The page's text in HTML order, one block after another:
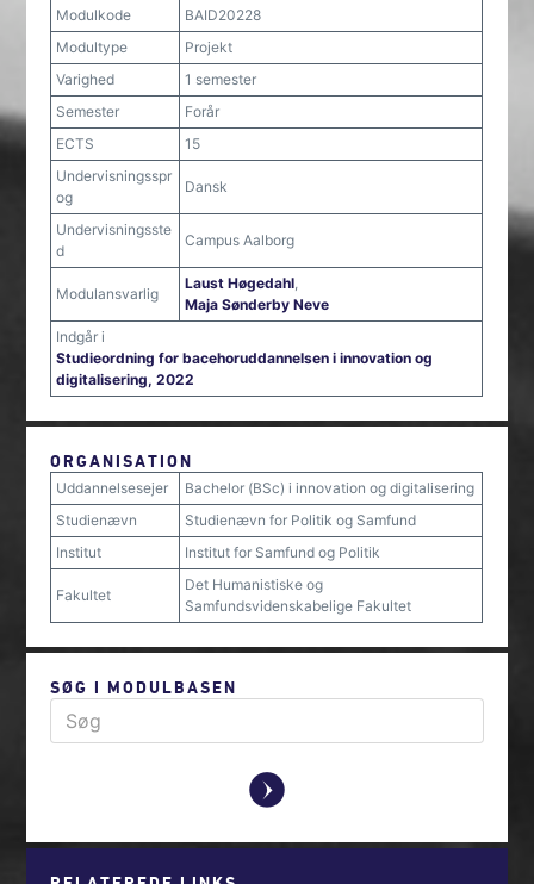
Modulkode
BAID20228
Modultype
Projekt
Varighed
1 semester
Semester
Forår
ECTS
15
Undervisningsspr
og
Dansk
Undervisningsste
d
Campus Aalborg
Modulansvarlig
Laust Høgedahl,
Maja Sønderby Neve
Indgår i
Studieordning for bacehoruddannelsen i innovation og
digitalisering, 2022
ORGANISATION
Uddannelsesejer
Bachelor (BSc) i innovation og digitalisering
Studienævn
Studienævn for Politik og Samfund
Institut
Institut for Samfund og Politik
Fakultet
Det Humanistiske og
Samfundsvidenskabelige Fakultet
SØG I MODULBASEN
y